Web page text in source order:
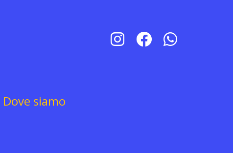
Dove siamo